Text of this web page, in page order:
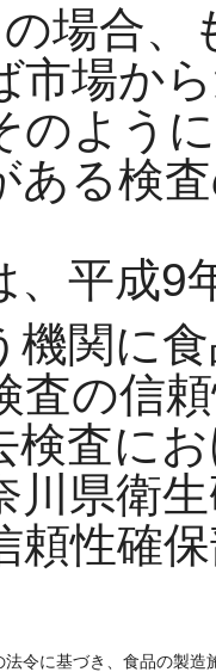
の場合、
市場か
のよう
ある検
、平成9
機関に
査の信
検査に
川県衛
頼性確
令に基づき、食品の製造